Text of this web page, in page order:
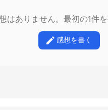
はありません。最初の1件
感想を書く